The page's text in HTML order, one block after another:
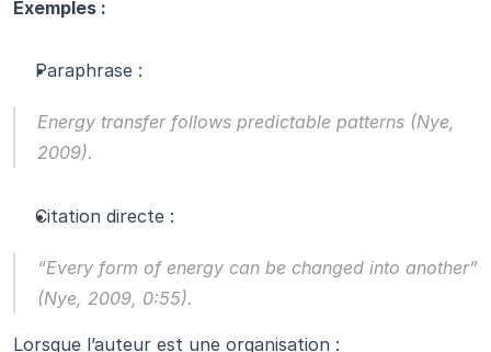
Exemples :
Paraphrase :
Energy transfer follows predictable patterns (Nye,
2009).
Citation directe :
“Every form of energy can be changed into another”
(Nye, 2009, 0:55).
Lorsque l’auteur est une organisation :